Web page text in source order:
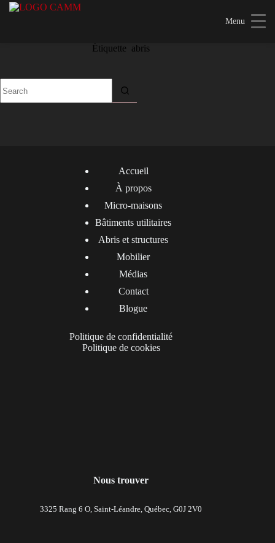
Menu
Skip
Étiquette abris
results
Accueil
À propos
Micro-maisons
Bâtiments utilitaires
Abris et structures
Mobilier
Médias
Contact
Blogue
Politique de confidentialité
Politique de cookies
Nous trouver
3325 Rang 6 O, Saint-Léandre, Québec, G0J 2V0